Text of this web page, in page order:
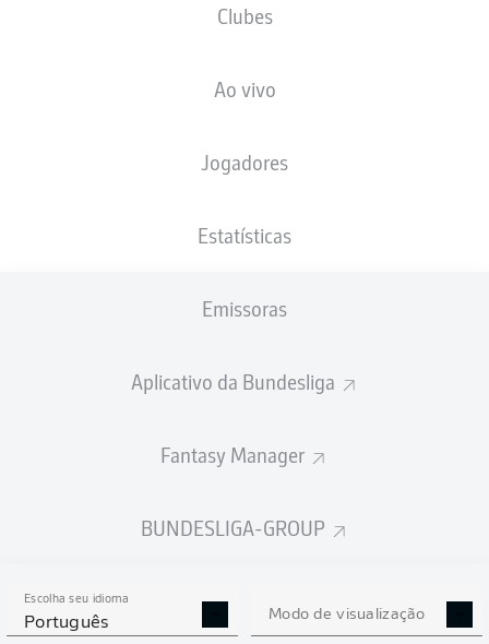
Clubes
Ao vivo
Jogadores
Estatísticas
Emissoras
Aplicativo da Bundesliga
Fantasy Manager
BUNDESLIGA-GROUP
Escolha seu idioma
Português Modo de visualização
ESTATÍSTICAS DA
TEMPORADA 2026/2027